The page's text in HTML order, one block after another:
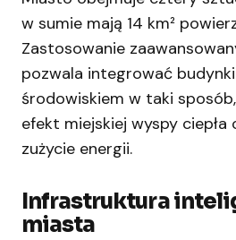
w sumie mają 14 km²
Zastosowanie
pozwala integrować
środowiskiem w taki
efekt miejskiej wyspy ciepła
zużycie energii.
Infrastruktura
miasta